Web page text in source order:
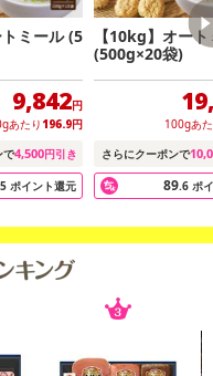
ミール (5
9,842円
あたり 196.9円
で4,500円引き
ポイント還元
【10kg】オー
(500g×20袋)
100gあ
さらにクーポンで
89.6 ポ